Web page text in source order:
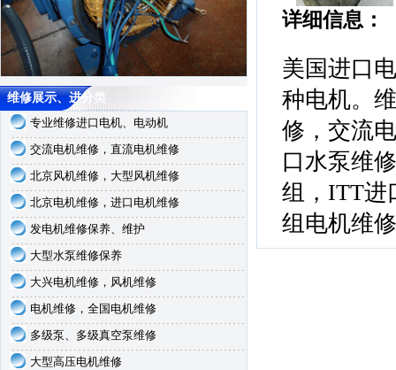
维修展示、进分类
专业维修进口电机、电动机
交流电机维修，直流电机维修
北京风机维修，大型风机维修
北京电机维修，进口电机维修
发电机维修保养、维护
大型水泵维修保养
大兴电机维修，风机维修
电机维修，全国电机维修
多级泵、多级真空泵维修
大型高压电机维修
详细信息：
美国进口
种电机。
修，交流
口水泵维
组，ITT进
组电机维